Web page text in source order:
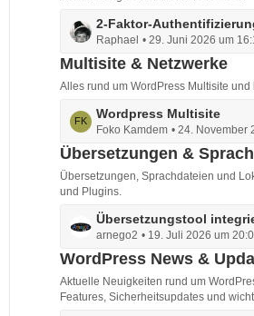
g
B
e
i
t
ä
g
e
L
e
t
e
B
e
t
ä
e
2-Faktor-
Raphael 29. Juni 2026 um
Multisite & Netzwerke
Alles rund um WordPress Multisite
L
e
t
t
B
i
t
r
Wordpress Multisite
Foko Kamdem 24. November
Übersetzungen &
Übersetzungen, Sprachdateien und
und Plugins.
t
t
Übersetzungstool
arnego2 19. Juli 2026 um
WordPress News &
Aktuelle Neuigkeiten rund um
Features, Sicherheitsupdates und